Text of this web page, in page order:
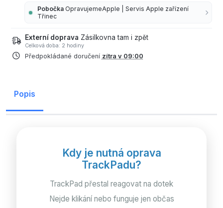
Pobočka OpravujemeApple | Servis Apple zařízení
Třinec
Externí doprava Zásilkovna tam i zpět
Celková doba: 2 hodiny
Předpokládané doručení zítra v 09:00
Popis
Kdy je nutná oprava
TrackPadu?
TrackPad přestal reagovat na dotek
Nejde klikání nebo funguje jen občas